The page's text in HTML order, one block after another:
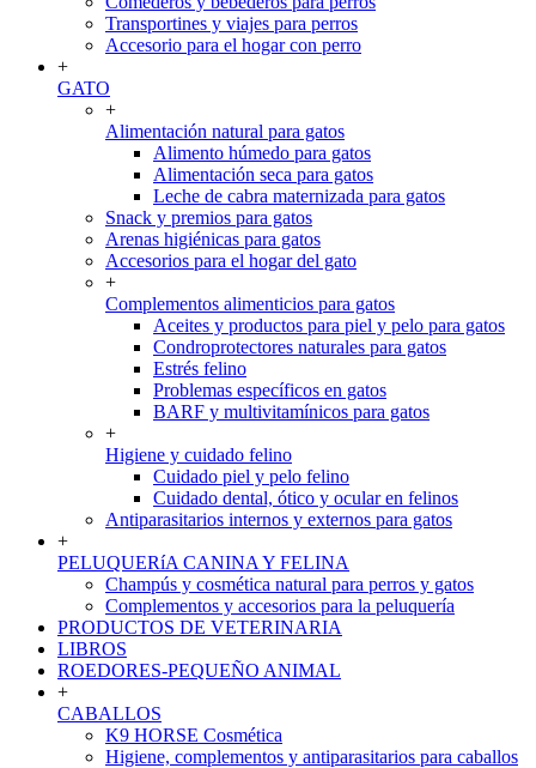
Transportines y viajes para perros
Accesorio para el hogar con perro
+
GATO
+
Alimentación natural para gatos
Alimento húmedo para gatos
Alimentación seca para gatos
Leche de cabra maternizada para gatos
Snack y premios para gatos
Arenas higiénicas para gatos
Accesorios para el hogar del gato
+
Complementos alimenticios para gatos
Aceites y productos para piel y pelo para gatos
Condroprotectores naturales para gatos
Estrés felino
Problemas específicos en gatos
BARF y multivitamínicos para gatos
+
Higiene y cuidado felino
Cuidado piel y pelo felino
Cuidado dental, ótico y ocular en felinos
Antiparasitarios internos y externos para gatos
+
PELUQUERíA CANINA Y FELINA
Champús y cosmética natural para perros y gatos
Complementos y accesorios para la peluquería
PRODUCTOS DE VETERINARIA
LIBROS
ROEDORES-PEQUEÑO ANIMAL
+
CABALLOS
K9 HORSE Cosmética
Higiene, complementos y antiparasitarios para caballos